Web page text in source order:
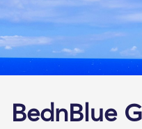
BednBlue